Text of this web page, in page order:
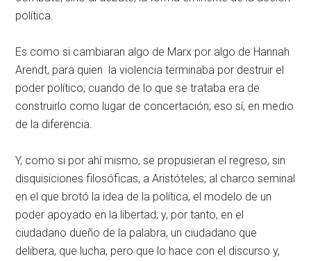
política.
Es como si cambiaran algo de Marx por algo de Hannah
Arendt, para quien la violencia terminaba por destruir el
poder político; cuando de lo que se trataba era de
construirlo como lugar de concertación; eso sí, en medio
de la diferencia.
Y, como si por ahí mismo, se propusieran el regreso, sin
disquisiciones filosóficas, a Aristóteles; al charco seminal
en el que brotó la idea de la política, el modelo de un
poder apoyado en la libertad; y, por tanto, en el
ciudadano dueño de la palabra, un ciudadano que
delibera, que lucha, pero que lo hace con el discurso y,